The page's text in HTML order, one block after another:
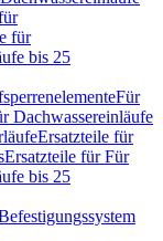
für
bis 25
Für
Dachwassereinläufe
Ersatzteile für
Ersatzteile für Für
bis 25